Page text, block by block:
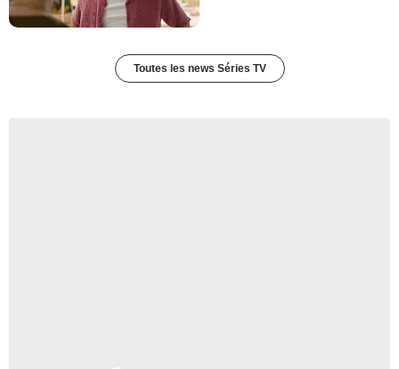
Toutes les news Séries TV